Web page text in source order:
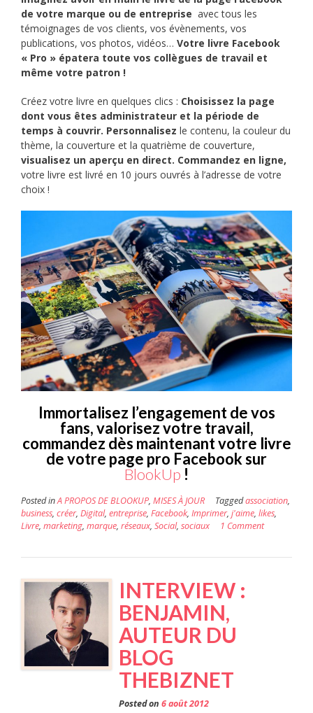
de votre marque ou de entreprise avec tous les
témoignages de vos clients, vos évènements, vos
publications, vos photos, vidéos… Votre livre Facebook
« Pro » épatera toute vos collègues de travail et
même votre patron !
Créez votre livre en quelques clics : Choisissez la page
dont vous êtes administrateur et la période de
temps à couvrir. Personnalisez le contenu, la couleur du
thème, la couverture et la quatrième de couverture,
visualisez un aperçu en direct. Commandez en ligne,
votre livre est livré en 10 jours ouvrés à l’adresse de votre
choix !
Immortalisez l’engagement de vos
fans, valorisez votre travail,
commandez dès maintenant votre livre
de votre page pro Facebook sur
BlookUp !
Posted inA PROPOS DE BLOOKUP, MISES À JOUR Taggedassociation,
business, créer, Digital, entreprise, Facebook, Imprimer, j'aime, likes,
Livre, marketing, marque, réseaux, Social, sociaux 1 Comment
INTERVIEW :
BENJAMIN,
AUTEUR DU
BLOG
THEBIZNET
Posted on 6 août 2012